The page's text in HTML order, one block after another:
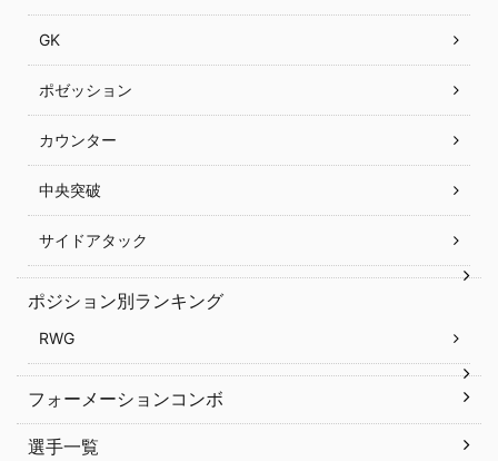
GK
ポゼッション
カウンター
中央突破
サイドアタック
ポジション別ランキング
RWG
フォーメーションコンボ
選手一覧